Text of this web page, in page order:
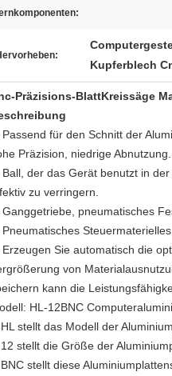
Kupferblech
Präzisions-BlattKreissäge
Passend für den Schnitt der
Präzision, niedrige Abnutzung.
Ball, der das Gerät benutzt in
zu verringern.
Ganggetriebe, pneumatisches
Pneumatisches
Erzeugen Sie automatisch die
von
kann die
HL-12BNC
stellt das Modell der
stellt die Größe der
stellt diese